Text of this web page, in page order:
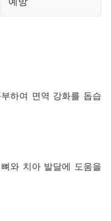
하여 면역 강화를 돕습
와 치아 발달에 도움을